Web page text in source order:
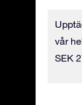
vår
SEK